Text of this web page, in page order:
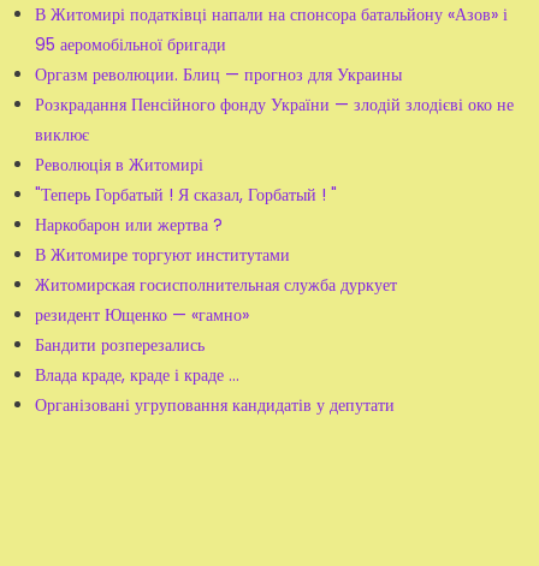
В Житомирі податківці напали на спонсора батальйону «Азов» і
95 аеромобільної бригади
Оргазм революции. Блиц — прогноз для Украины
Розкрадання Пенсійного фонду України — злодій злодієві око не
виклює
Революція в Житомирі
"Теперь Горбатый ! Я сказал, Горбатый ! "
Наркобарон или жертва ?
В Житомире торгуют институтами
Житомирская госисполнительная служба дуркует
резидент Ющенко — «гамно»
Бандити розперезались
Влада краде, краде і краде ...
Організовані угруповання кандидатів у депутати